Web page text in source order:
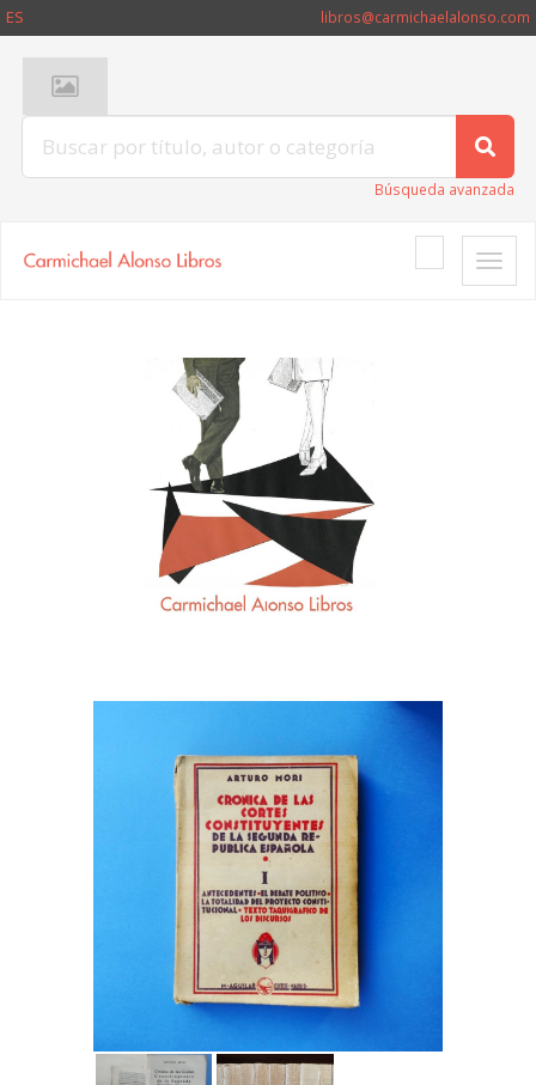
ES libros@carmichaelalonso.com
Búsqueda avanzada
Toggle